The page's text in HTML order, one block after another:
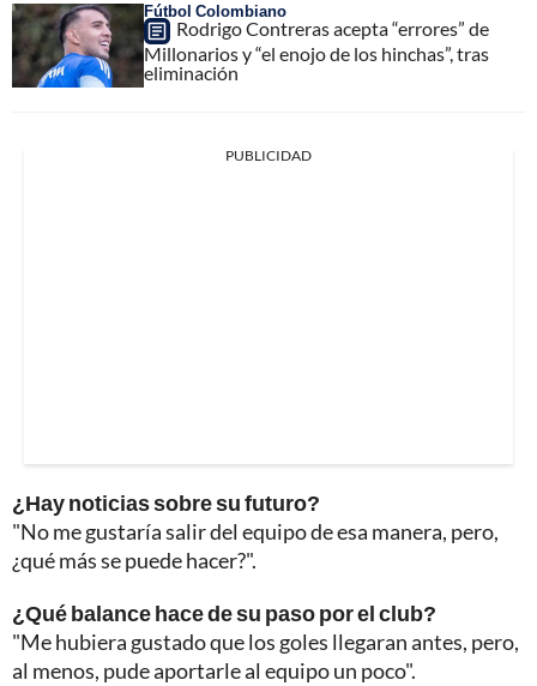
Fútbol Colombiano
Rodrigo Contreras acepta “errores” de
Millonarios y “el enojo de los hinchas”, tras
eliminación
PUBLICIDAD
¿Hay noticias sobre su futuro?
"No me gustaría salir del equipo de esa manera, pero,
¿qué más se puede hacer?".
¿Qué balance hace de su paso por el club?
"Me hubiera gustado que los goles llegaran antes, pero,
al menos, pude aportarle al equipo un poco".